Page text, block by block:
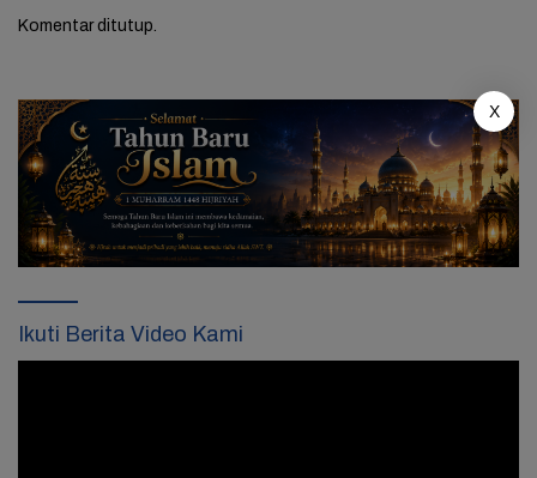
Komentar ditutup.
Ikuti Berita Video Kami
X